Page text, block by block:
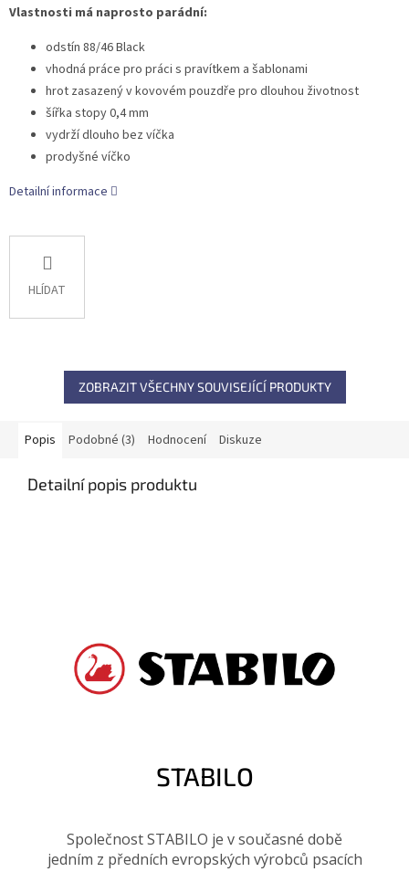
Vlastnosti má naprosto parádní:
odstín 88/46 Black
vhodná práce pro práci s pravítkem a šablonami
hrot zasazený v kovovém pouzdře pro dlouhou životnost
šířka stopy 0,4 mm
vydrží dlouho bez víčka
prodyšné víčko
Detailní informace
HLÍDAT
ZOBRAZIT VŠECHNY SOUVISEJÍCÍ PRODUKTY
Popis Podobné (3) Hodnocení Diskuze
Detailní popis produktu
STABILO
Společnost STABILO je v současné době
jedním z předních evropských výrobců psacích